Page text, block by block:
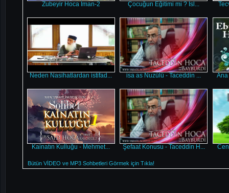
Zubeyir Hoca İman-2 Çocuğun Eğitimi mi ? Isl...
Neden Nasihatlardan istifad... isa as Nuzülü - Taceddin ... Ana
Kainatın Kulluğu - Mehmet... Şefaat Konusu - Taceddin H...
Bütün VİDEO ve MP3 Sohbetleri Görmek için Tıkla!